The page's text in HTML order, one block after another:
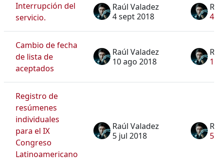
Interrupción del
servicio.
Raúl Valadez
4 sept 2018
4
Cambio de fecha
de lista de
aceptados
Raúl Valadez
10 ago 2018
Registro de
resúmenes
individuales
para el IX
Congreso
Latinoamericano
Raúl Valadez
5 jul 2018
5